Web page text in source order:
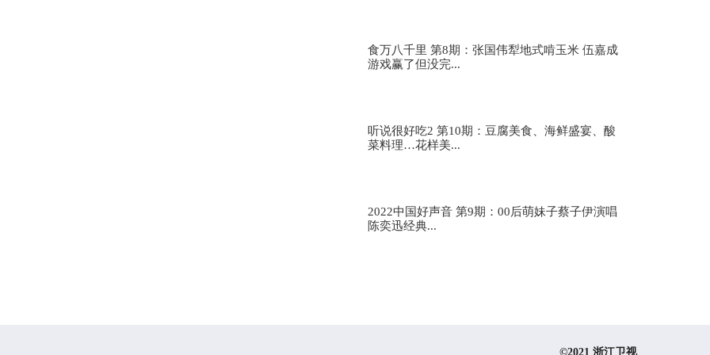
李玉刚国风新作《绕》首唱 为歌而赞2第6期
食万八千里 第8期：张国伟犁地式啃玉米 伍嘉成
游戏赢了但没完...
听说很好吃2 第10期：豆腐美食、海鲜盛宴、酸
菜料理…花样美...
2022中国好声音 第9期：00后萌妹子蔡子伊演唱
陈奕迅经典...
©2021 浙江卫视